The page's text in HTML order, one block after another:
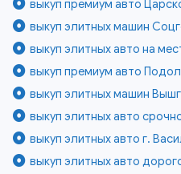
выкуп премиум авто
выкуп элитных машин
выкуп элитных авто на
выкуп премиум авто
выкуп элитных машин
выкуп элитных авто
выкуп элитных авто г.
выкуп элитных авто